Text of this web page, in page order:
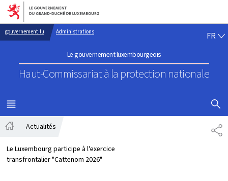
Aller au menu principal
Aller au contenu
gouvernement.lu Administrations
Le gouvernement luxembourgeois
Haut-Commissariat à la protection nationale
FR
MENU
PRINCIPAL
Actualités
Le Luxembourg participe à l'exercice
transfrontalier "Cattenom 2026"